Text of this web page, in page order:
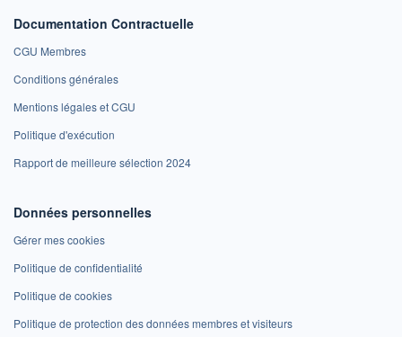
Documentation Contractuelle
CGU Membres
Conditions générales
Mentions légales et CGU
Politique d'exécution
Rapport de meilleure sélection 2024
Données personnelles
Gérer mes cookies
Politique de confidentialité
Politique de cookies
Politique de protection des données membres et visiteurs